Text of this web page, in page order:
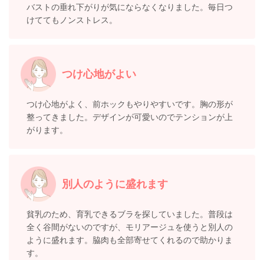
バストの垂れ下がりが気にならなくなりました。毎日つ
けててもノンストレス。
つけ心地がよい
つけ心地がよく、前ホックもやりやすいです。胸の形が
整ってきました。デザインが可愛いのでテンションが上
がります。
別人のように盛れます
貧乳のため、育乳できるブラを探していました。普段は
全く谷間がないのですが、モリアージュを使うと別人の
ように盛れます。脇肉も全部寄せてくれるので助かりま
す。